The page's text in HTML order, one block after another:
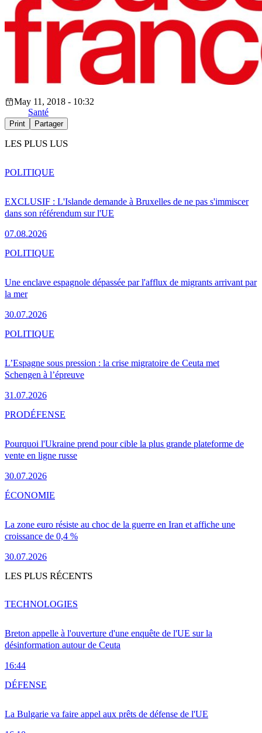
May 11, 2018 - 10:32
Santé
Print Partager
LES PLUS LUS
EXCLUSIF : L'Islande demande à Bruxelles de ne pas s'immiscer
dans son référendum sur l'UE
07.08.2026
POLITIQUE
Une enclave espagnole dépassée par l'afflux de migrants arrivant par
la mer
30.07.2026
POLITIQUE
L’Espagne sous pression : la crise migratoire de Ceuta met
Schengen à l’épreuve
31.07.2026
POLITIQUE
Pourquoi l'Ukraine prend pour cible la plus grande plateforme de
vente en ligne russe
30.07.2026
PRODÉFENSE
La zone euro résiste au choc de la guerre en Iran et affiche une
croissance de 0,4 %
30.07.2026
ÉCONOMIE
LES PLUS RÉCENTS
Breton appelle à l'ouverture d'une enquête de l'UE sur la
désinformation autour de Ceuta
16:44
TECHNOLOGIES
La Bulgarie va faire appel aux prêts de défense de l'UE
DÉFENSE